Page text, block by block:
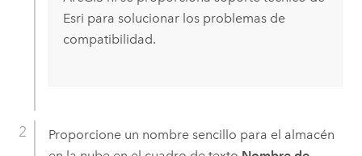
Esri para solucionar los problemas de
compatibilidad.
Proporcione un nombre sencillo para el almacén